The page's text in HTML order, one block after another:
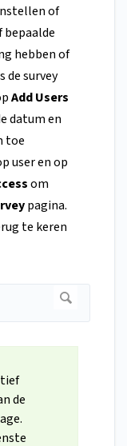
of
bepaalde
hebben of
de survey
Add Users
datum en
toe
user en op
om
pagina.
te keren
de